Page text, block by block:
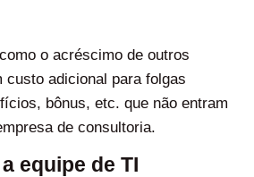
o acréscimo de outros
custo adicional para folgas
bônus, etc. que não entram
de consultoria.
equipe de TI